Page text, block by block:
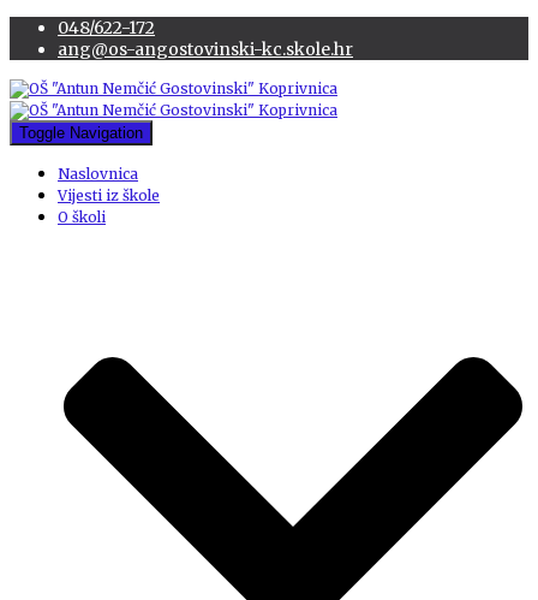
048/622-172
ang@os-angostovinski-kc.skole.hr
Toggle Navigation
Naslovnica
Vijesti iz škole
O školi